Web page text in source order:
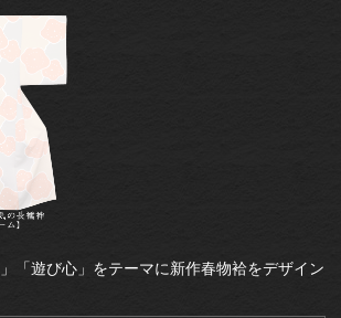
「遊び心」をテーマに新作春物袷をデザイン